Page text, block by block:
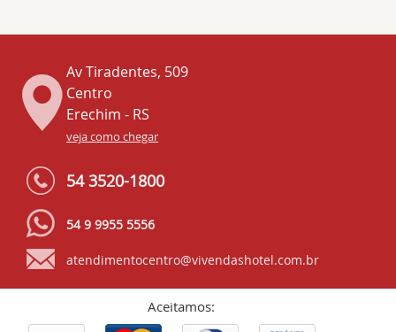
Av Tiradentes, 509
Centro
Erechim - RS
veja como chegar
54 3520-1800
54 9 9955 5556
atendimentocentro@vivendashotel.com.br
Aceitamos: